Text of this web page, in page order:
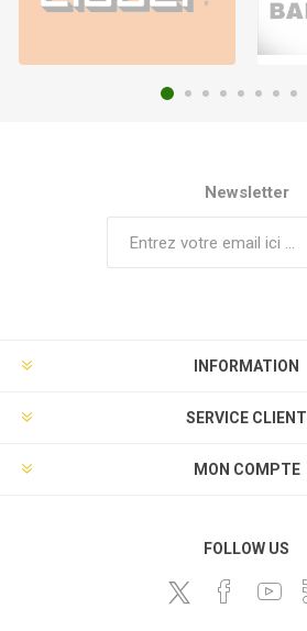
Newsletter
INFORMATION
SERVICE CLIENT
MON COMPTE
FOLLOW US